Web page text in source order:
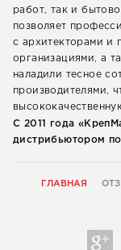
работ, так и
позволяет
с архитекторами и
организациями, а
наладили тесное
производителями,
С 2011 года
дистрибьютором
ГЛАВНАЯ